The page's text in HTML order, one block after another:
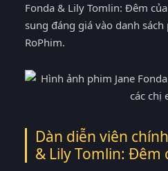
Fonda & Lily Tomlin: Đêm
sung đáng giá vào danh
RoPhim.
Dàn diễn viên
& Lily Tomlin: Đêm